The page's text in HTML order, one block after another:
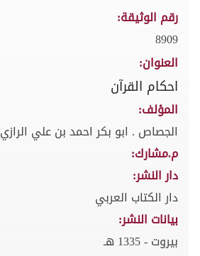
رقم الوثيقة:
8909
العنوان:
احكام القرآن
المؤلف:
الجصاص . ابو بكر احمد بن علي الرازي 370هـ
م.مشارك:
دار النشر:
دار الكتاب العربي
بيانات النشر:
بيروت - 1335 هـ